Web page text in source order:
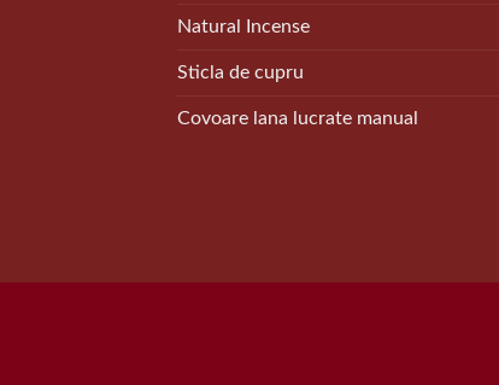
Natural Incense
Sticla de cupru
Covoare lana lucrate manual